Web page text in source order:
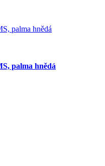
palma hnědá